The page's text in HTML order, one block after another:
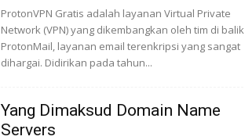
ProtonVPN Gratis adalah layanan Virtual Private
Network (VPN) yang dikembangkan oleh tim di balik
ProtonMail, layanan email terenkripsi yang sangat
dihargai. Didirikan pada tahun...
Yang Dimaksud Domain Name
Servers